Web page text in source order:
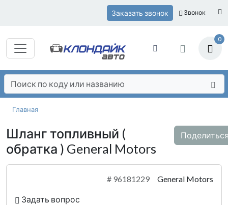
Заказать звонок Звонок
0
Главная
Шланг топливный (
обратка ) General Motors
# 96181229 General Motors
Задать вопрос